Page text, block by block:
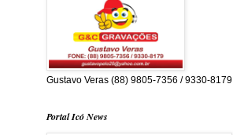
Gustavo Veras (88) 9805-7356 / 9330-8179
Portal Icó News